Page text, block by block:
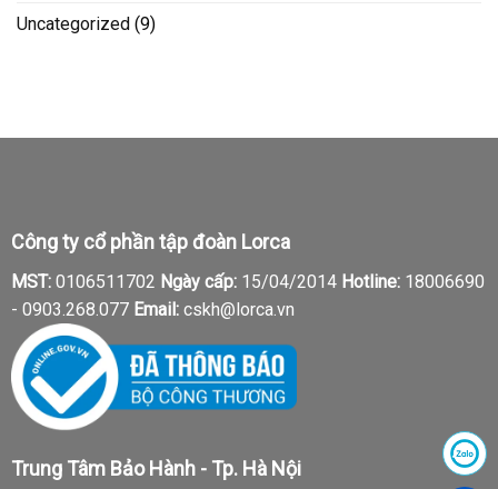
Uncategorized (9)
Công ty cổ phần tập đoàn Lorca
MST:0106511702 Ngày cấp:15/04/2014 Hotline:18006690
- 0903.268.077 Email:cskh@lorca.vn
Trung Tâm Bảo Hành - Tp. Hà Nội